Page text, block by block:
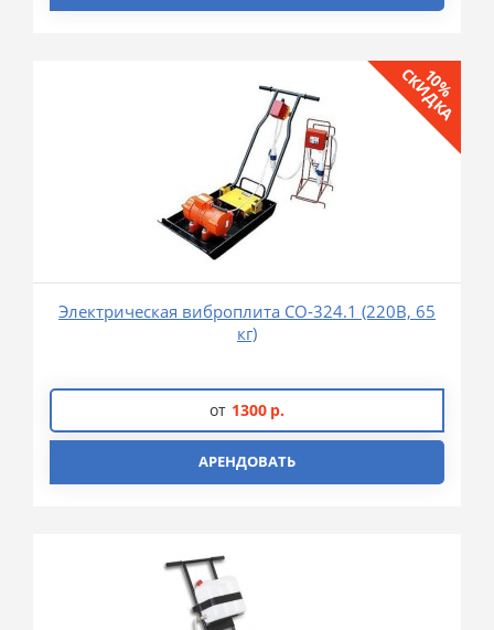
10%
СКИДКА
Электрическая виброплита СО-324.1 (220В, 65
кг)
от 1300 р.
АРЕНДОВАТЬ